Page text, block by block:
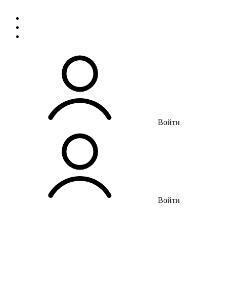
Войти
Войти